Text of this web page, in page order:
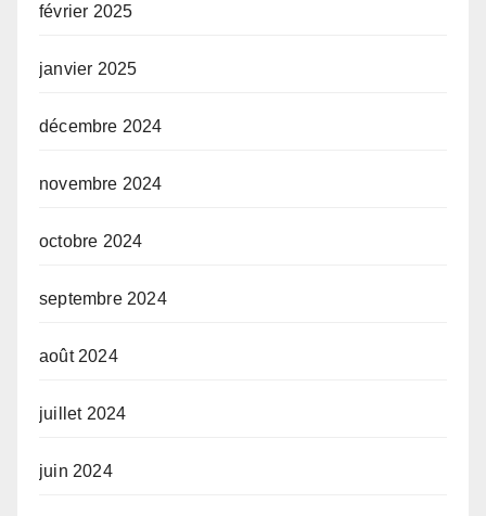
février 2025
janvier 2025
décembre 2024
novembre 2024
octobre 2024
septembre 2024
août 2024
juillet 2024
juin 2024